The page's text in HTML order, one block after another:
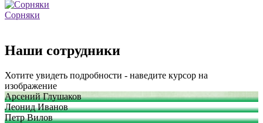
Сорняки
Наши сотрудники
Хотите увидеть подробности - наведите курсор на
изображение
Арсений Глушаков
Леонид Иванов
Петр Вилов